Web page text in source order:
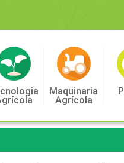
Maquinaria
Agrícola